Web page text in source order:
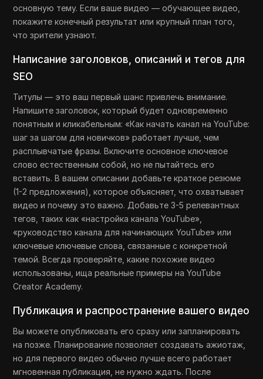
основную тему. Если ваше видео — обучающее видео,
покажите конечный результат или крупный план того,
что зрители узнают.
Написание заголовков, описаний и тегов для
SEO
Титулы — это ваш первый шанс привлечь внимание.
Напишите заголовок, который будет одновременно
понятным и кликабельным: «Как начать канал на YouTube:
шаг за шагом для новичков» работает лучше, чем
расплывчатые фразы. Включите основное ключевое
слово естественным собой, но не пытайтесь его
вставить. В вашем описании добавьте краткое резюме
(1-2 предложения), которое объясняет, что охватывает
видео и почему это важно. Добавьте 3-5 релевантных
тегов, таких как «настройка канала YouTube»,
«руководство канала для начинающих YouTube» или
ключевые ключевые слова, связанные с конкретной
темой. Всегда проверяйте, какие похожие видео
использованы, ища реальные примеры на YouTube
Creator Academy.
Публикация и распространение вашего видео
Вы можете опубликовать его сразу или запланировать
на позже. Планирование позволяет создавать ажиотаж,
но для первого видео обычно лучше всего работает
мгновенная публикация, не нужно ждать. После